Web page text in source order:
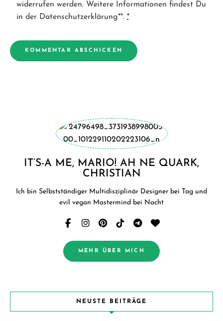
widerrufen werden. Weitere Informationen findest Du
in der Datenschutzerklärung**. *
IT’S-A ME, MARIO! AH NE QUARK,
CHRISTIAN
Ich bin Selbstständiger Multidisziplinär Designer bei Tag und
evil vegan Mastermind bei Nacht
MEHR ÜBER MICH
NEUSTE BEITRÄGE